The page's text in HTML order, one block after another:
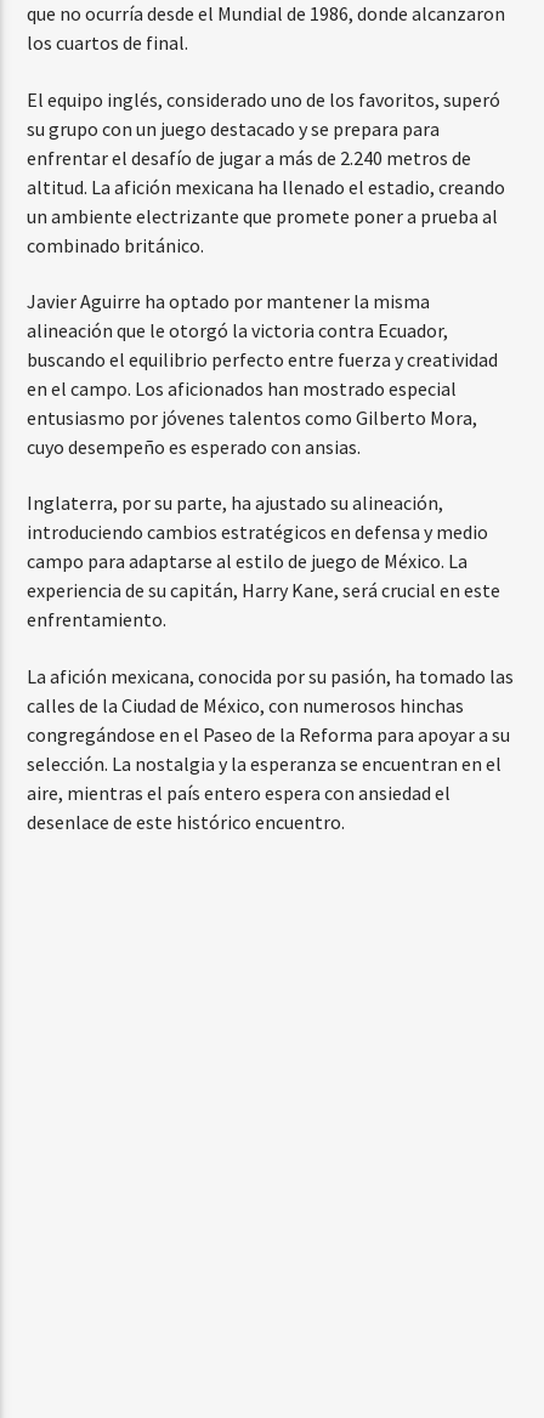
que no ocurría desde el Mundial de 1986, donde alcanzaron
los cuartos de final.
El equipo inglés, considerado uno de los favoritos, superó
su grupo con un juego destacado y se prepara para
enfrentar el desafío de jugar a más de 2.240 metros de
altitud. La afición mexicana ha llenado el estadio, creando
un ambiente electrizante que promete poner a prueba al
combinado británico.
Javier Aguirre ha optado por mantener la misma
alineación que le otorgó la victoria contra Ecuador,
buscando el equilibrio perfecto entre fuerza y creatividad
en el campo. Los aficionados han mostrado especial
entusiasmo por jóvenes talentos como Gilberto Mora,
cuyo desempeño es esperado con ansias.
Inglaterra, por su parte, ha ajustado su alineación,
introduciendo cambios estratégicos en defensa y medio
campo para adaptarse al estilo de juego de México. La
experiencia de su capitán, Harry Kane, será crucial en este
enfrentamiento.
La afición mexicana, conocida por su pasión, ha tomado las
calles de la Ciudad de México, con numerosos hinchas
congregándose en el Paseo de la Reforma para apoyar a su
selección. La nostalgia y la esperanza se encuentran en el
aire, mientras el país entero espera con ansiedad el
desenlace de este histórico encuentro.